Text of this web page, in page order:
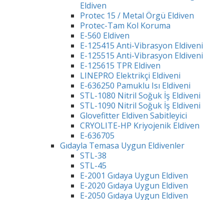
Eldiven
Protec 15 / Metal Örgü Eldiven
Protec-Tam Kol Koruma
E-560 Eldiven
E-125415 Anti-Vibrasyon Eldiveni
E-125515 Anti-Vibrasyon Eldiveni
E-125615 TPR Eldiven
LINEPRO Elektrikçi Eldiveni
E-636250 Pamuklu Isı Eldiveni
STL-1080 Nitril Soğuk İş Eldiveni
STL-1090 Nitril Soğuk İş Eldiveni
Glovefitter Eldiven Sabitleyici
CRYOLITE-HP Kriyojenik Eldiven
E-636705
Gıdayla Temasa Uygun Eldivenler
STL-38
STL-45
E-2001 Gıdaya Uygun Eldiven
E-2020 Gıdaya Uygun Eldiven
E-2050 Gıdaya Uygun Eldiven